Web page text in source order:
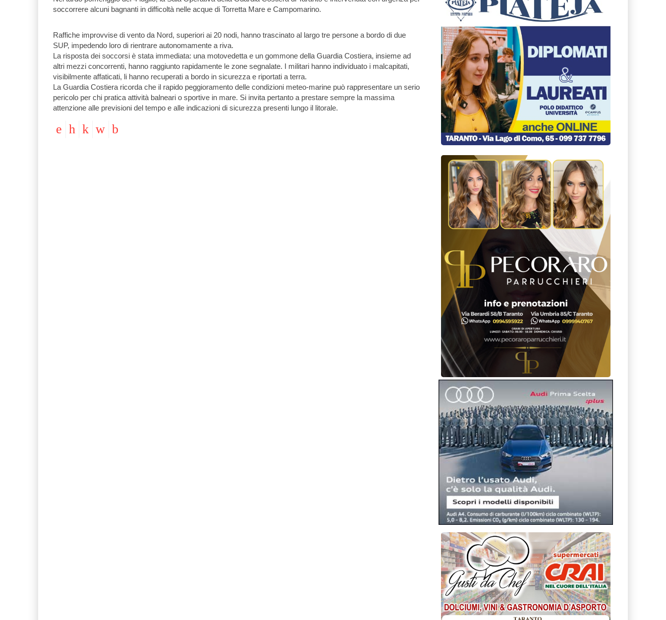
soccorrere alcuni bagnanti in difficoltà nelle acque di Torretta Mare e Campomarino.
Raffiche improvvise di vento da Nord, superiori ai 20 nodi, hanno trascinato al largo tre persone a bordo di due
SUP, impedendo loro di rientrare autonomamente a riva.
La risposta dei soccorsi è stata immediata: una motovedetta e un gommone della Guardia Costiera, insieme ad
altri mezzi concorrenti, hanno raggiunto rapidamente le zone segnalate. I militari hanno individuato i malcapitati,
visibilmente affaticati, li hanno recuperati a bordo in sicurezza e riportati a terra.
La Guardia Costiera ricorda che il rapido peggioramento delle condizioni meteo-marine può rappresentare un serio
pericolo per chi pratica attività balneari o sportive in mare. Si invita pertanto a prestare sempre la massima
attenzione alle previsioni del tempo e alle indicazioni di sicurezza presenti lungo il litorale.